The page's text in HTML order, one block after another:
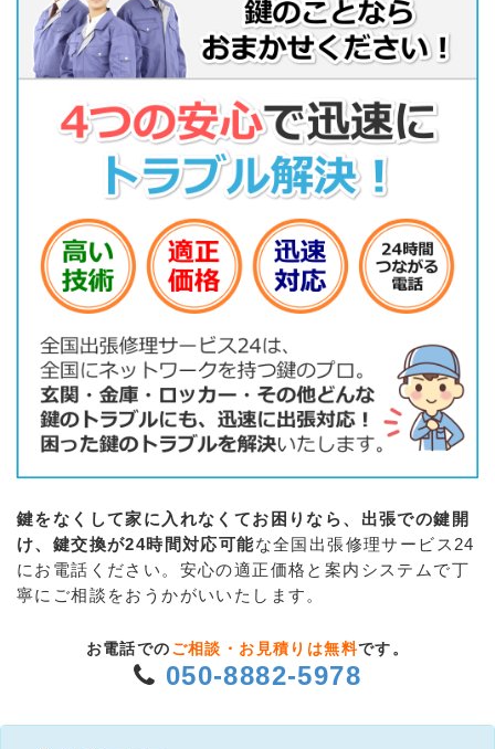
鍵をなくして家に入れなくてお困りなら、出張での鍵開
け、鍵交換が24時間対応可能な全国出張修理サービス24
にお電話ください。安心の適正価格と案内システムで丁
寧にご相談をおうかがいいたします。
お電話での ご相談・お見積りは無料です。
050-8882-5978